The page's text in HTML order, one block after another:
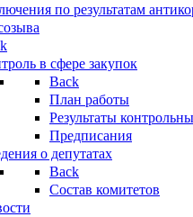
по результатам
в сфере закупок
Back
План работы
Результаты
Предписания
о депутатах
Back
Состав комитетов